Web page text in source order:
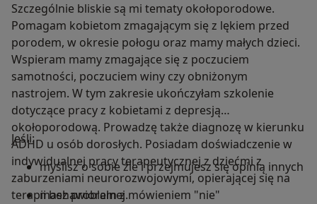
Szczególnie bliskie są mi tematy okołoporodowe.
Pomagam kobietom zmagającym się z lękiem przed
porodem, w okresie połogu oraz mamy małych dzieci.
Wspieram mamy zmagające się z poczuciem
samotności, poczuciem winy czy obniżonym
nastrojem. W tym zakresie ukończyłam szkolenie
dotyczące pracy z kobietami z depresją
okołoporodową. Prowadzę także diagnozę w kierunku
ADHD u osób dorosłych. Posiadam doświadczenie w
indywidualnej pracy terapeutycznej z dziećmi z
zaburzeniami neurorozwojowymi, opierającej się na
terapii behawioralnej.
Jeśli:
myślisz o sobie źle i przejmujesz się opinią innych
masz problem z mówieniem "nie"